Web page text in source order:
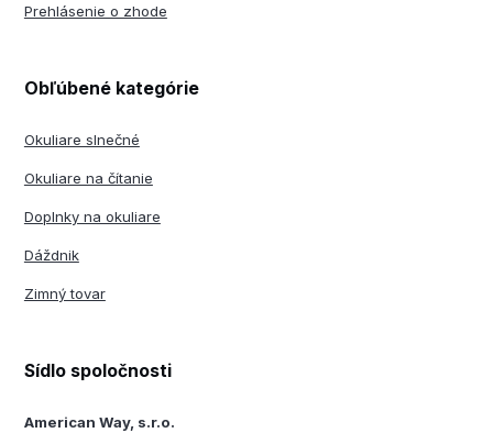
Prehlásenie o zhode
Obľúbené kategórie
Okuliare slnečné
Okuliare na čítanie
Doplnky na okuliare
Dáždnik
Zimný tovar
Sídlo spoločnosti
American Way, s.r.o.